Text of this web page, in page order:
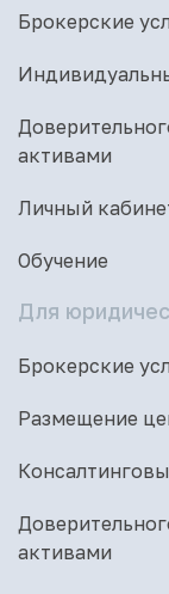
Брокерские
активами
Личный
Обучение
Для
Брокерские
Размещение
активами